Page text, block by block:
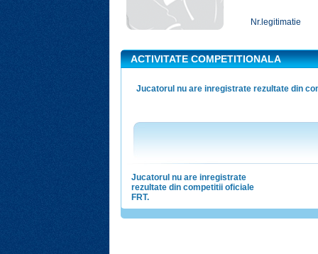
Nr.legitimatie
ACTIVITATE COMPETITIONALA
Jucatorul nu are inregistrate rezultate din
Jucatorul nu are inregistrate
rezultate din competitii oficiale
FRT.